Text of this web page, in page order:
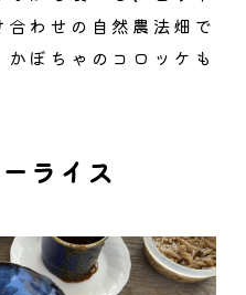
わせの自然農法畑で
ぼちゃのコロッケも
ライス